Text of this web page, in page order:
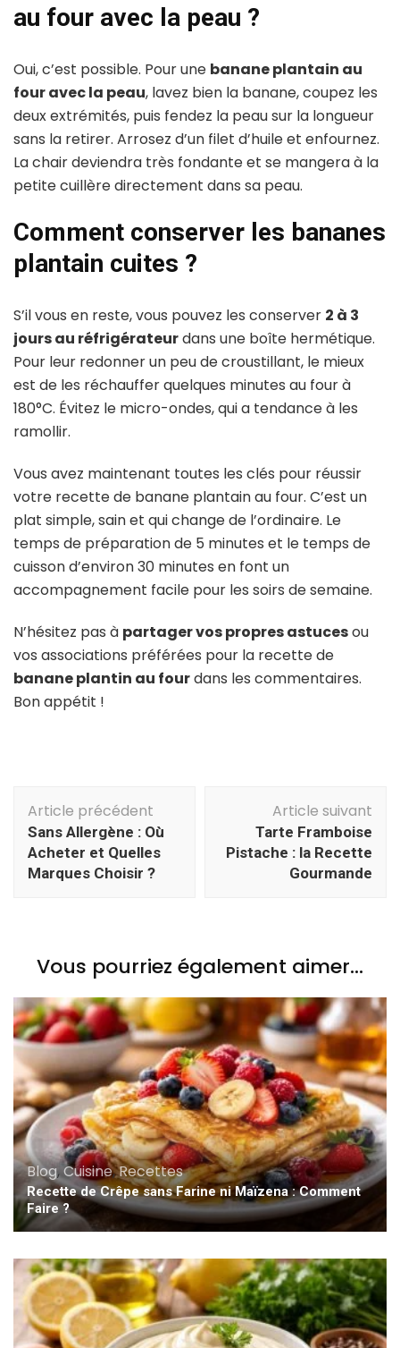
au four avec la peau ?
Oui, c’est possible. Pour une banane plantain au
four avec la peau, lavez bien la banane, coupez les
deux extrémités, puis fendez la peau sur la longueur
sans la retirer. Arrosez d’un filet d’huile et enfournez.
La chair deviendra très fondante et se mangera à la
petite cuillère directement dans sa peau.
Comment conserver les bananes
plantain cuites ?
S’il vous en reste, vous pouvez les conserver 2 à 3
jours au réfrigérateurdans une boîte hermétique.
Pour leur redonner un peu de croustillant, le mieux
est de les réchauffer quelques minutes au four à
180°C. Évitez le micro-ondes, qui a tendance à les
ramollir.
Vous avez maintenant toutes les clés pour réussir
votre recette de banane plantain au four. C’est un
plat simple, sain et qui change de l’ordinaire. Le
temps de préparation de 5 minutes et le temps de
cuisson d’environ 30 minutes en font un
accompagnement facile pour les soirs de semaine.
N’hésitez pas à partager vos propres astucesou
vos associations préférées pour la recette de
banane plantin au fourdans les commentaires.
Bon appétit !
d'article
Article précédent
Sans Allergène : Où
Acheter et Quelles
Marques Choisir ?
Article suivant
Tarte Framboise
Pistache : la Recette
Gourmande
Vous pourriez également aimer...
Blog,Cuisine,Recettes
Recette de Crêpe sans Farine ni Maïzena : Comment
Faire ?